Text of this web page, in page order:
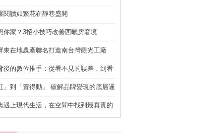
閱讀如繁花在靜巷盛開
你家？3招小技巧改善西曬房窘境
東在地農產聯名打造南台灣觀光工廠
後的數位推手：從看不見的誤差，到看
」到「賣得動」 破解品牌變現的底層邏
遇上現代生活，在空間中找到最真實的